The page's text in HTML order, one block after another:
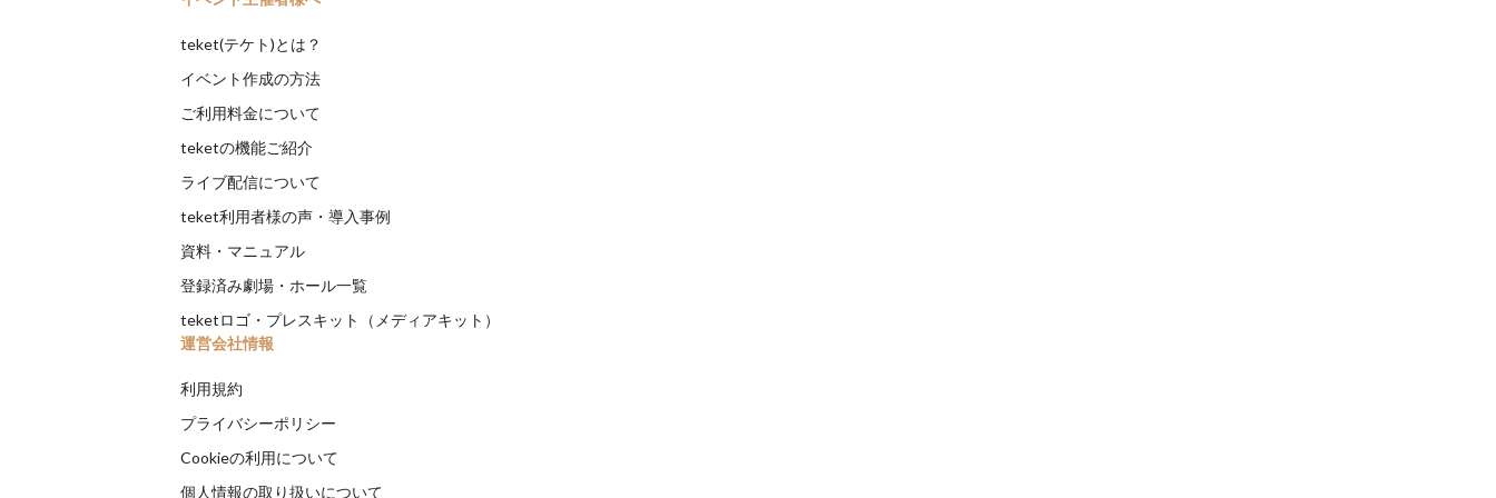
teket(テケト)とは？
イベント作成の方法
ご利用料金について
teketの機能ご紹介
ライブ配信について
teket利用者様の声・導入事例
資料・マニュアル
登録済み劇場・ホール一覧
teketロゴ・プレスキット（メディアキット）
運営会社情報
利用規約
プライバシーポリシー
Cookieの利用について
個人情報の取り扱いについて